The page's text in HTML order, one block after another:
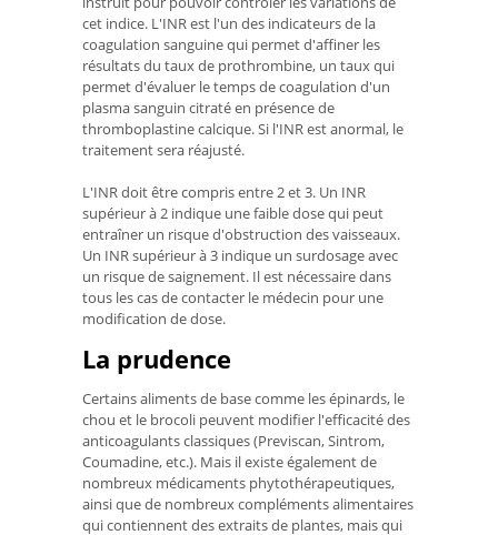
cet indice. L'INR est l'un des indicateurs de la
coagulation sanguine qui permet d'affiner les
résultats du taux de prothrombine, un taux qui
permet d'évaluer le temps de coagulation d'un
plasma sanguin citraté en présence de
thromboplastine calcique. Si l'INR est anormal, le
traitement sera réajusté.
L'INR doit être compris entre 2 et 3. Un INR
supérieur à 2 indique une faible dose qui peut
entraîner un risque d'obstruction des vaisseaux.
Un INR supérieur à 3 indique un surdosage avec
un risque de saignement. Il est nécessaire dans
tous les cas de contacter le médecin pour une
modification de dose.
La prudence
Certains aliments de base comme les épinards, le
chou et le brocoli peuvent modifier l'efficacité des
anticoagulants classiques (Previscan, Sintrom,
Coumadine, etc.). Mais il existe également de
nombreux médicaments phytothérapeutiques,
ainsi que de nombreux compléments alimentaires
qui contiennent des extraits de plantes, mais qui